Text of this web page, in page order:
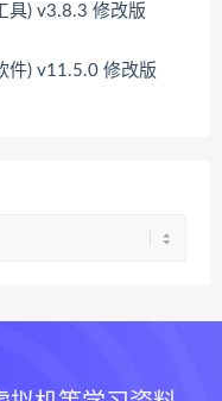
具) v3.8.3 修改版
件) v11.5.0 修改版